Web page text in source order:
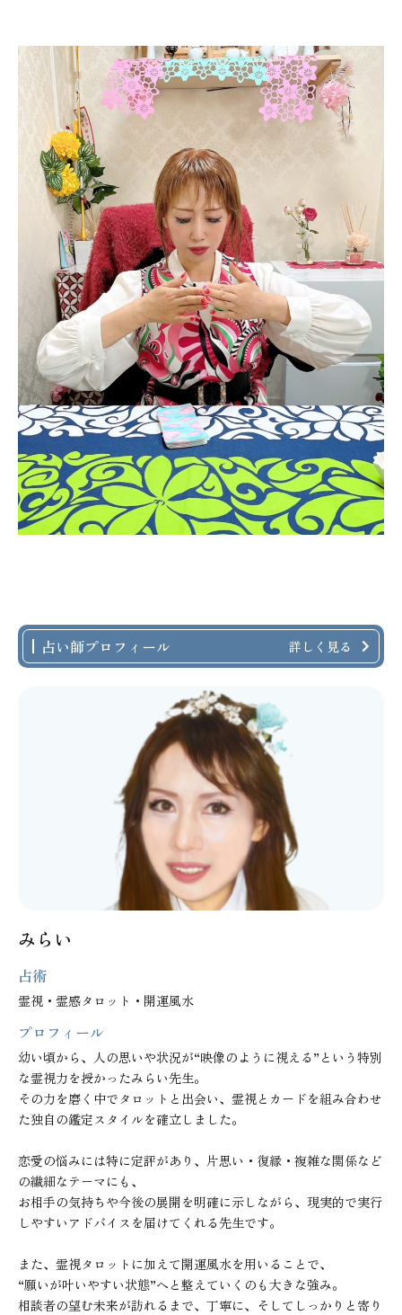
占い師プロフィール 詳しく見る
みらい
占術
霊視・霊感タロット・開運風水
プロフィール
幼い頃から、人の思いや状況が“映像のように視える”という特別
な霊視力を授かったみらい先生。
その力を磨く中でタロットと出会い、霊視とカードを組み合わせ
た独自の鑑定スタイルを確立しました。
恋愛の悩みには特に定評があり、片思い・復縁・複雑な関係など
の繊細なテーマにも、
お相手の気持ちや今後の展開を明確に示しながら、現実的で実行
しやすいアドバイスを届けてくれる先生です。
また、霊視タロットに加えて開運風水を用いることで、
“願いが叶いやすい状態”へと整えていくのも大きな強み。
相談者の望む未来が訪れるまで、丁寧に、そしてしっかりと寄り